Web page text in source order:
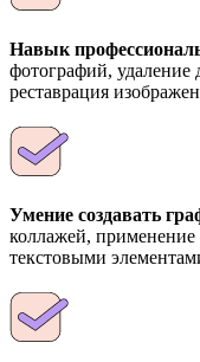
Навык
фотографий, удаление
реставрация
Умение создавать
коллажей, применение
текстовыми